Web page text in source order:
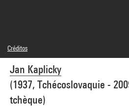
Jan Kaplicky
(1937, Tchécoslovaquie -
tchèque)
Créditos
© Future Systems/Jan Kaplicky
Créditos fotográficos : Centre Pompidou,
GrandPalaisRmn
Referencia de la imagen : 4N26451
Difusión de la imagen :